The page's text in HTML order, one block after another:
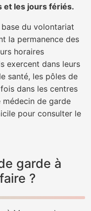
et les jours fériés.
du volontariat
la permanence des
horaires
exercent dans leurs
santé, les pôles de
dans les centres
médecin de garde
pour consulter le
garde à
?